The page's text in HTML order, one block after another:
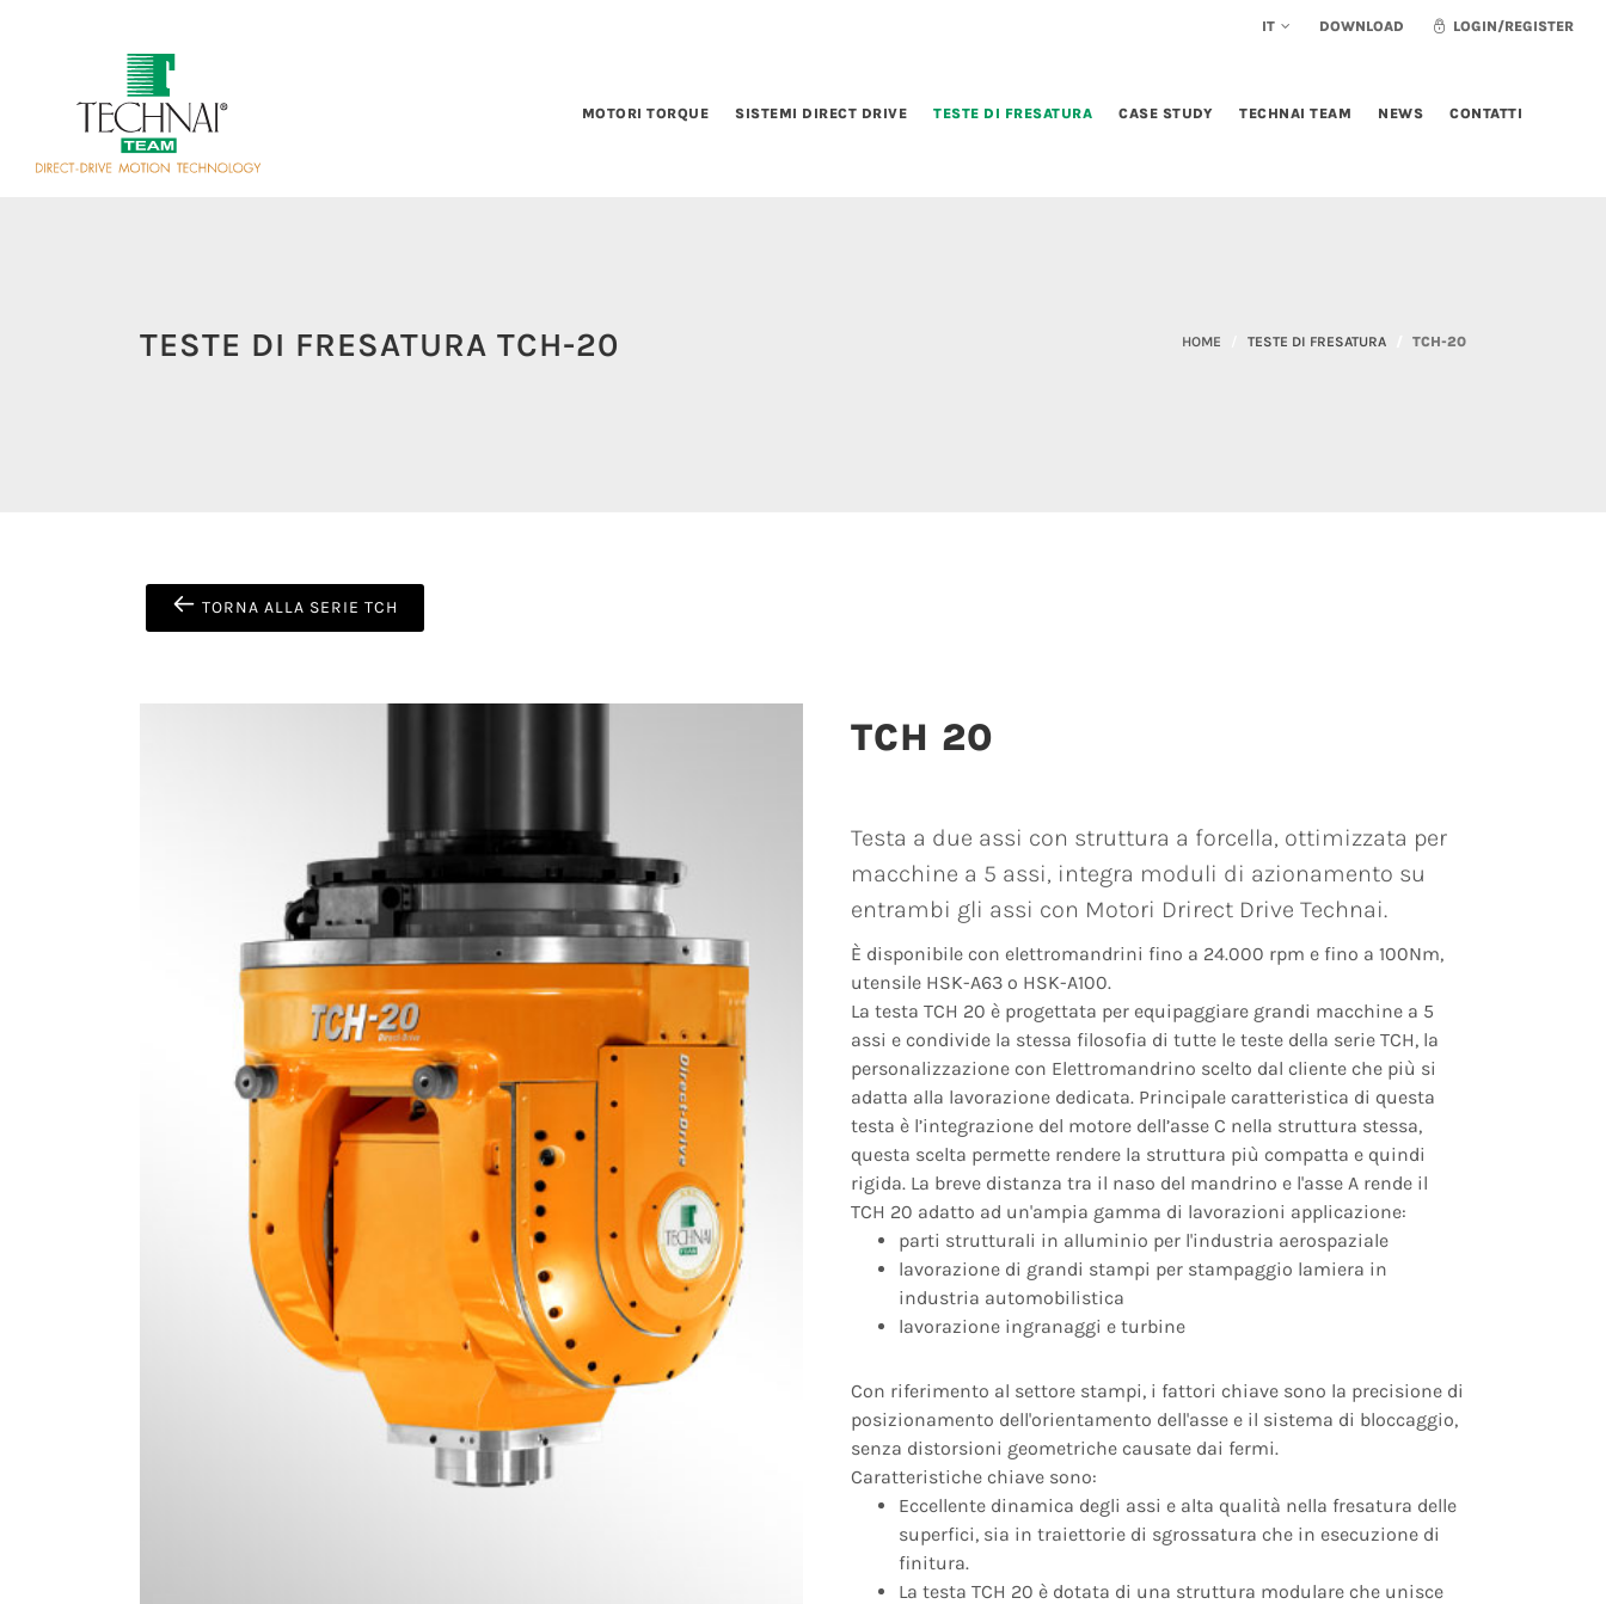
IT DOWNLOAD LOGIN/REGISTER
MOTORI TORQUE SISTEMI DIRECT DRIVE TESTE DI FRESATURA CASE STUDY TECHNAI TEAM NEWS CONTATTI
TESTE DI FRESATURA TCH-20 HOME TESTE DI FRESATURA TCH-20
TORNA ALLA SERIE TCH
TCH 20
Testa a due assi con struttura a forcella, ottimizzata per
macchine a 5 assi, integra moduli di azionamento su
entrambi gli assi con Motori Drirect Drive Technai.
È disponibile con elettromandrini fino a 24.000 rpm e fino a 100Nm,
utensile HSK-A63 o HSK-A100.
La testa TCH 20 è progettata per equipaggiare grandi macchine a 5
assi e condivide la stessa filosofia di tutte le teste della serie TCH, la
personalizzazione con Elettromandrino scelto dal cliente che più si
adatta alla lavorazione dedicata. Principale caratteristica di questa
testa è l’integrazione del motore dell’asse C nella struttura stessa,
questa scelta permette rendere la struttura più compatta e quindi
rigida. La breve distanza tra il naso del mandrino e l'asse A rende il
TCH 20 adatto ad un'ampia gamma di lavorazioni applicazione:
parti strutturali in alluminio per l'industria aerospaziale
lavorazione di grandi stampi per stampaggio lamiera in
industria automobilistica
lavorazione ingranaggi e turbine
Con riferimento al settore stampi, i fattori chiave sono la precisione di
posizionamento dell'orientamento dell'asse e il sistema di bloccaggio,
senza distorsioni geometriche causate dai fermi.
Caratteristiche chiave sono:
Eccellente dinamica degli assi e alta qualità nella fresatura delle
superfici, sia in traiettorie di sgrossatura che in esecuzione di
finitura.
La testa TCH 20 è dotata di una struttura modulare che unisce